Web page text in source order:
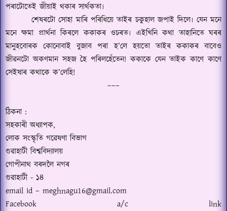
পৰাটোতেই জীয়াই থকাৰ সাৰ্থকতা৷
শেষৰটো সোহা মাৰি পৰিধিয়ে তাইৰ চকুহাল জপাই দিলে৷ যেন মনে
মনে ক্ষমা প্ৰাৰ্থনা কিৰলে ককাকৰ ওচৰত৷ এইখিনি কথা তাহানিতে ঘৰৰ
মানুহবোৰক কোনোবাই বুজাব পৰা হ’লে হয়তো তাইৰ ককাকৰ বাবেও
জীৱনটো অকণমান সহজ হৈ পৰিলহেঁতেন! ককাকে যেন তাইক কাণে কাণে
সেইষাৰ কথাকে ক’লেহি!
–––
ঠিকনা :
সহকাৰী অধ্যাপক,
লোক সংস্কৃতি গৱেষণা বিভাগ
গুৱাহাটী বিশ্ববিদ্যালয়
গোপীনাথ বৰদলৈ নগৰ
গুৱাহাটী - ১৪
email id – meghnagu16@gmail.com
Facebook a/c
link